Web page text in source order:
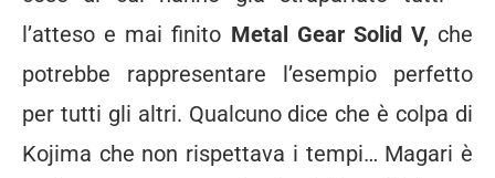
l’atteso e mai finito Metal Gear Solid V, che
potrebbe rappresentare l’esempio perfetto
per tutti gli altri. Qualcuno dice che è colpa di
Kojima che non rispettava i tempi… Magari è